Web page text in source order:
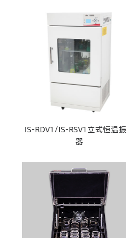
IS-RDV1/IS-RSV1立式恒温
器